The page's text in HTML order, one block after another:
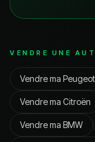
VENDRE UNE
Vendre ma Peugeot
Vendre ma Citroën
Vendre ma BMW